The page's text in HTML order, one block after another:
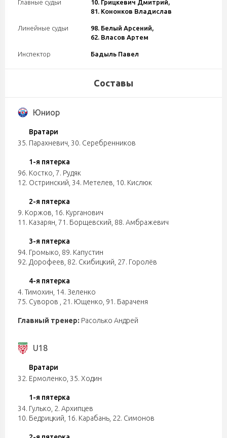
Главные судьи
10. Грицкевич Дмитрий,
81. Кононков Владислав
Линейные судьи
98. Белый Арсений,
62. Власов Артем
Инспектор Бадыль Павел
Составы
Юниор
Вратари
35. Парахневич 30. Серебренников
1-я пятерка
96. Костко 7. Рудяк
12. Остринский 34. Метелев 10. Кислюк
2-я пятерка
9. Коржов 16. Курганович
11. Казарян 71. Борщевский 88. Амбражевич
3-я пятерка
94. Громыко 89. Капустин
92. Дорофеев 82. Скибицкий 27. Горолёв
4-я пятерка
4. Тимохин 14. Зеленко
75. Суворов
21. Ющенко 91. Бараченя
Главный тренер: Расолько Андрей
U18
Вратари
32. Ермоленко 35. Ходин
1-я пятерка
34. Гулько 2. Архипцев
10. Бедрицкий 16. Карабань 22. Симонов